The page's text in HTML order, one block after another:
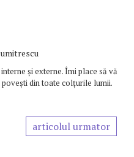
și externe. Îmi place să vă
din toate colțurile lumii.
articolul urmator